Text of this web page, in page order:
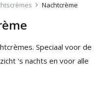
Nachtcrème
Speciaal voor de
's nachts en voor alle